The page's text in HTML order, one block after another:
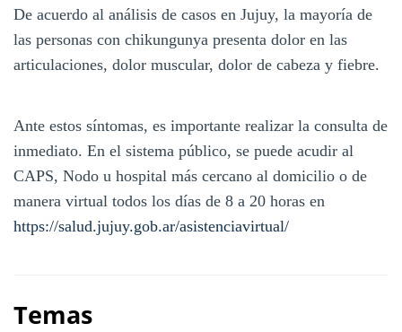
De acuerdo al análisis de casos en Jujuy, la mayoría de
las personas con chikungunya presenta dolor en las
articulaciones, dolor muscular, dolor de cabeza y fiebre.
Ante estos síntomas, es importante realizar la consulta de
inmediato. En el sistema público, se puede acudir al
CAPS, Nodo u hospital más cercano al domicilio o de
manera virtual todos los días de 8 a 20 horas en
https://salud.jujuy.gob.ar/asistenciavirtual/
Temas